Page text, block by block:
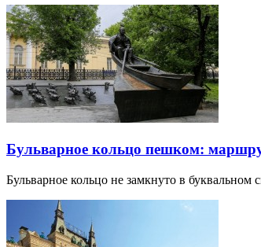
Бульварное кольцо пешком:
Бульварное кольцо не замкнуто в